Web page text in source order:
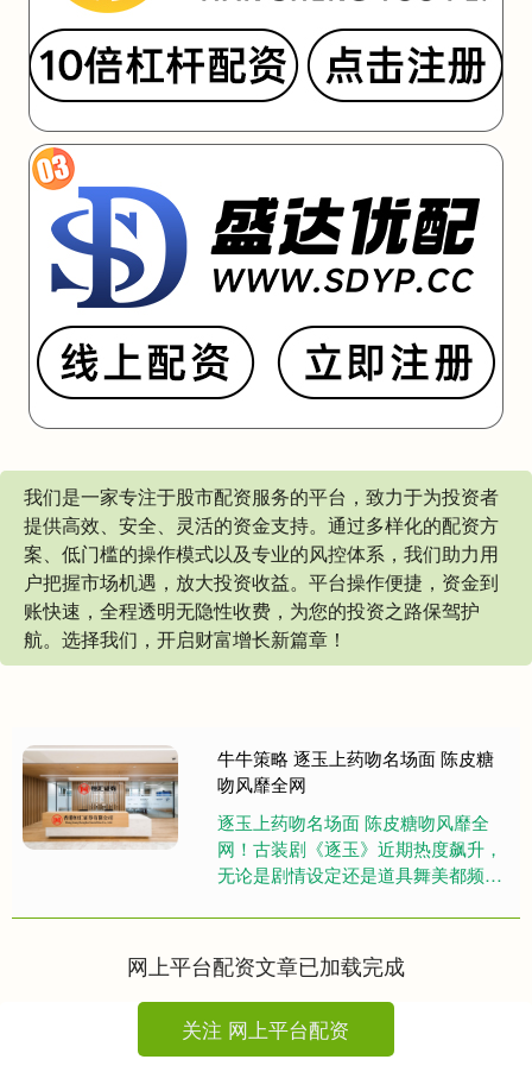
我们是一家专注于股市配资服务的平台，致力于为投资者
提供高效、安全、灵活的资金支持。通过多样化的配资方
案、低门槛的操作模式以及专业的风控体系，我们助力用
户把握市场机遇，放大投资收益。平台操作便捷，资金到
账快速，全程透明无隐性收费，为您的投资之路保驾护
航。选择我们，开启财富增长新篇章！
牛牛策略 逐玉上药吻名场面 陈皮糖
吻风靡全网
逐玉上药吻名场面 陈皮糖吻风靡全
网！古装剧《逐玉》近期热度飙升，
无论是剧情设定还是道具舞美都频频
到了31.4%，单日播放量约70....
网上平台配资文章已加载完成
关注 网上平台配资